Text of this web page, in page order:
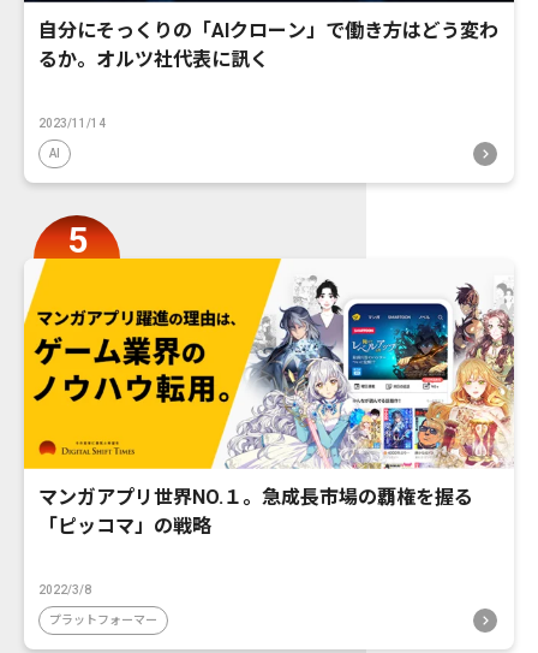
自分にそっくりの「AIクローン」で働き方はどう変わ
るか。オルツ社代表に訊く
2023/11/14
AI
マンガアプリ世界NO.１。急成長市場の覇権を握る
「ピッコマ」の戦略
2022/3/8
プラットフォーマー